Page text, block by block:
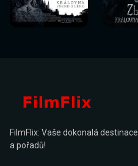
Sledovat
nyní
Sledovat
nyní
nyní
nyní
FilmFlix: Vaše dokonalá
a pořadů!